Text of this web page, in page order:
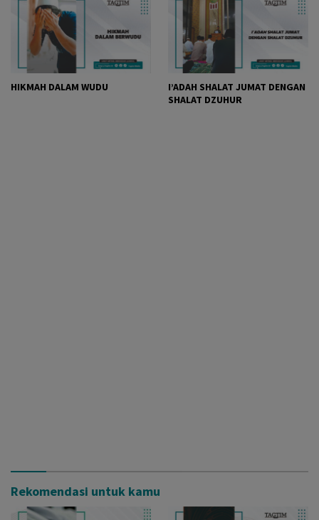
HIKMAH DALAM WUDU
I’ADAH SHALAT JUMAT DENGAN
SHALAT DZUHUR
Rekomendasi untuk kamu